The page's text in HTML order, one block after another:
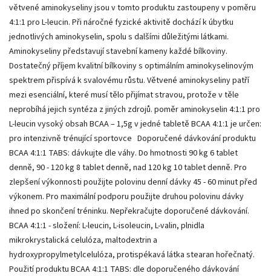
větvené aminokyseliny jsou v tomto produktu zastoupeny v poměru
4:1:1 pro L-leucin. Při náročné fyzické aktivitě dochází k úbytku
jednotlivých aminokyselin, spolu s dalšími důležitými látkami.
Aminokyseliny představují stavební kameny každé bílkoviny.
Dostatečný příjem kvalitní bílkoviny s optimálním aminokyselinovým
spektrem přispívá k svalovému růstu. Větvené aminokyseliny patří
mezi esenciální, které musí tělo přijímat stravou, protože v těle
neprobíhá jejich syntéza z jiných zdrojů. poměr aminokyselin 4:1:1 pro
L-leucin vysoký obsah BCAA – 1,5g v jedné tabletě BCAA 4:1:1 je určen:
pro intenzivně trénující sportovce Doporučené dávkování produktu
BCAA 4:1:1 TABS: dávkujte dle váhy. Do hmotnosti 90 kg 6 tablet
denně, 90 - 120 kg 8 tablet denně, nad 120 kg 10 tablet denně. Pro
zlepšení výkonnosti použijte polovinu denní dávky 45 - 60 minut před
výkonem. Pro maximální podporu použijte druhou polovinu dávky
ihned po skončení tréninku. Nepřekračujte doporučené dávkování.
BCAA 4:1:1 - složení: L-leucin, L-isoleucin, L-valin, plnidla
mikrokrystalická celulóza, maltodextrin a
hydroxypropylmetylcelulóza, protispékavá látka stearan hořečnatý.
Použití produktu BCAA 4:1:1 TABS: dle doporučeného dávkování